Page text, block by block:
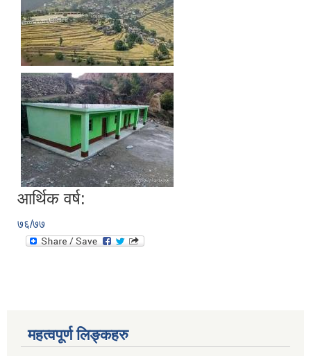
आर्थिक वर्ष:
७६/७७
महत्वपूर्ण लिङ्कहरु